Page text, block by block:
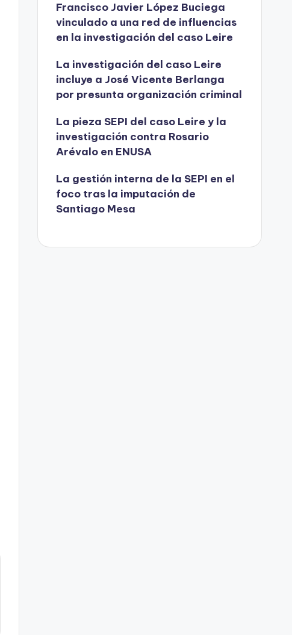
Francisco Javier López Buciega
vinculado a una red de influencias
en la investigación del caso Leire
La investigación del caso Leire
incluye a José Vicente Berlanga
por presunta organización criminal
La pieza SEPI del caso Leire y la
investigación contra Rosario
Arévalo en ENUSA
La gestión interna de la SEPI en el
foco tras la imputación de
Santiago Mesa